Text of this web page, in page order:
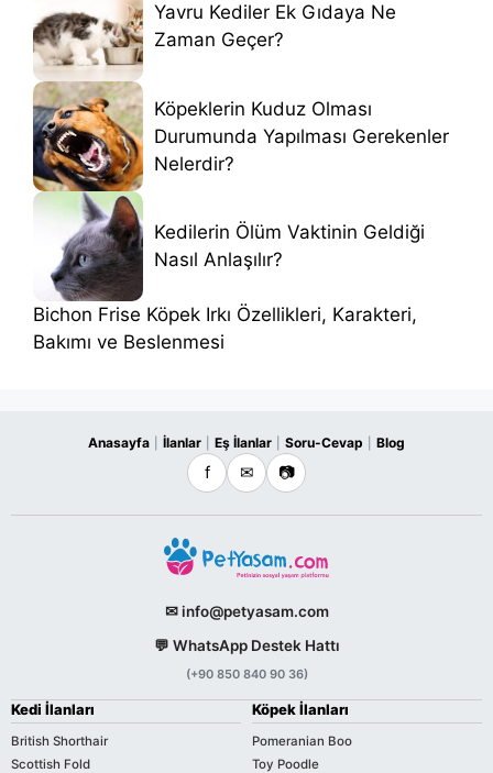
Yavru Kediler Ek Gıdaya Ne
Zaman Geçer?
Köpeklerin Kuduz Olması
Durumunda Yapılması Gerekenler
Nelerdir?
Kedilerin Ölüm Vaktinin Geldiği
Nasıl Anlaşılır?
Bichon Frise Köpek Irkı Özellikleri, Karakteri,
Bakımı ve Beslenmesi
Anasayfa İlanlar Eş İlanlar Soru-Cevap Blog
f ✉ 📷
✉ info@petyasam.com
💬 WhatsApp Destek Hattı
(+90 850 840 90 36)
Kedi İlanları
British Shorthair
Scottish Fold
Köpek İlanları
Pomeranian Boo
Toy Poodle